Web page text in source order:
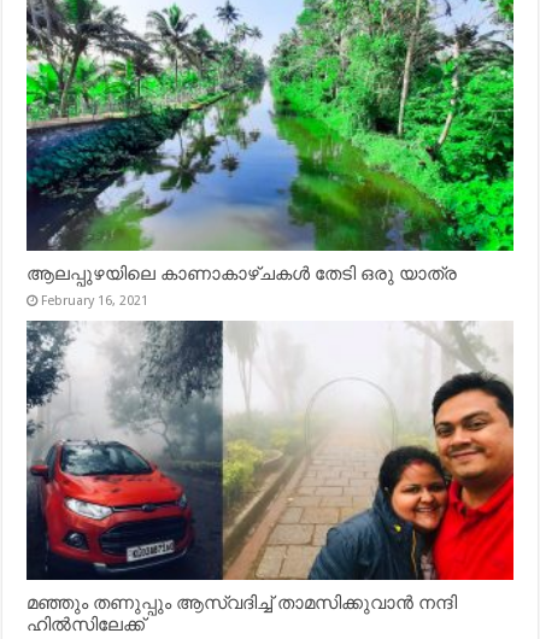
ആലപ്പുഴയിലെ കാണാകാഴ്ചകൾ തേടി ഒരു യാത്ര
February 16, 2021
മഞ്ഞും തണുപ്പും ആസ്വദിച്ച് താമസിക്കുവാൻ നന്ദി
ഹിൽസിലേക്ക്